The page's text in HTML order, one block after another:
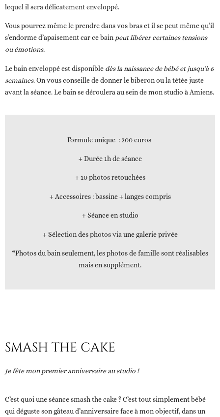
lequel il sera délicatement enveloppé.
Vous pourrez même le prendre dans vos bras et il se peut même qu’il
s’endorme d’apaisement carce bain peut libérer certaines tensions
ou émotions.
Le bain enveloppé est disponible dès la naissance de bébé et jusqu’à 6
semaines. On vous conseille de donner le biberon ou la tétée juste
avant la séance. Le bain se déroulera au sein de mon studio à Amiens.
Formule unique : 200 euros
+ Durée 1h de séance
+ 10 photos retouchées
+ Accessoires : bassine + langes compris
+ Séance en studio
+ Sélection des photos via une galerie privée
*Photos du bain seulement, les photos de famille sont réalisables
mais en supplément.
SMASH THE CAKE
Je fête mon premier anniversaire au studio !
C’est quoi une séance smash the cake ?C’est tout simplement bébé
qui déguste son gâteau d’anniversaire face à mon objectif, dans un